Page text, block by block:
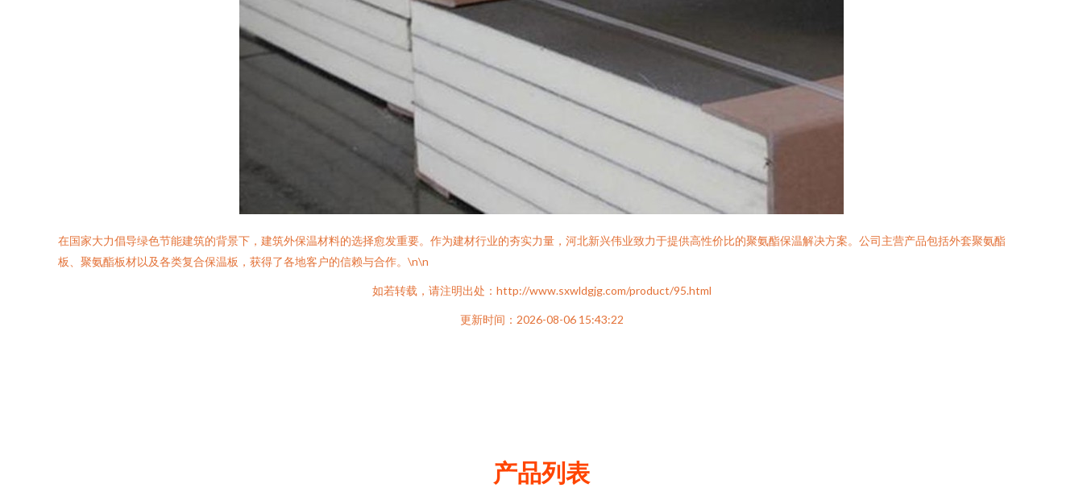
在国家大力倡导绿色节能建筑的背景下，建筑外保温材料的选择愈发重要。作为建材行业的夯实力量，河北新兴伟业致力于提供高性价比的聚氨酯保温解决方案。公司主营产品包括外套聚氨酯
板、聚氨酯板材以及各类复合保温板，获得了各地客户的信赖与合作。\n\n
如若转载，请注明出处：http://www.sxwldgjg.com/product/95.html
更新时间：2026-08-06 15:43:22
产品列表